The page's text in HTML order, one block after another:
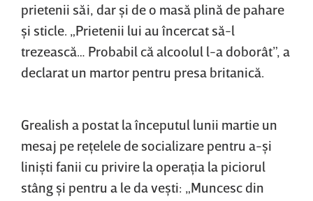
prietenii săi, dar şi de o masă plină de pahare
şi sticle. „Prietenii lui au încercat să-l
trezească… Probabil că alcoolul l-a doborât”, a
declarat un martor pentru presa britanică.
Grealish a postat la începutul lunii martie un
mesaj pe reţelele de socializare pentru a-şi
linişti fanii cu privire la operaţia la piciorul
stâng şi pentru a le da veşti: „Muncesc din